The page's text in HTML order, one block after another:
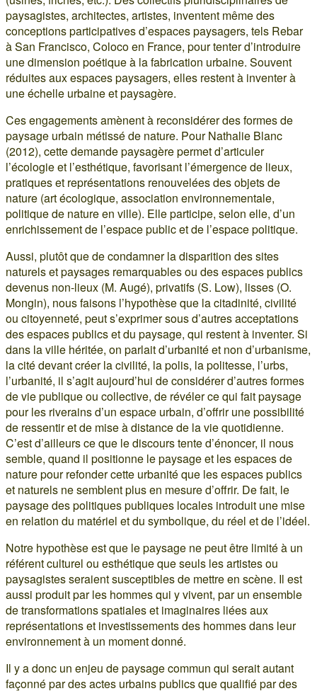
paysagistes, architectes, artistes, inventent même des
conceptions participatives d’espaces paysagers, tels Rebar
à San Francisco, Coloco en France, pour tenter d’introduire
une dimension poétique à la fabrication urbaine. Souvent
réduites aux espaces paysagers, elles restent à inventer à
une échelle urbaine et paysagère.
Ces engagements amènent à reconsidérer des formes de
paysage urbain métissé de nature. Pour Nathalie Blanc
(2012), cette demande paysagère permet d’articuler
l’écologie et l’esthétique, favorisant l’émergence de lieux,
pratiques et représentations renouvelées des objets de
nature (art écologique, association environnementale,
politique de nature en ville). Elle participe, selon elle, d’un
enrichissement de l’espace public et de l’espace politique.
Aussi, plutôt que de condamner la disparition des sites
naturels et paysages remarquables ou des espaces publics
devenus non-lieux (M. Augé), privatifs (S. Low), lisses (O.
Mongin), nous faisons l’hypothèse que la citadinité, civilité
ou citoyenneté, peut s’exprimer sous d’autres acceptations
des espaces publics et du paysage, qui restent à inventer. Si
dans la ville héritée, on parlait d’urbanité et non d’urbanisme,
la cité devant créer la civilité, la polis, la politesse, l’urbs,
l’urbanité, il s’agit aujourd’hui de considérer d’autres formes
de vie publique ou collective, de révéler ce qui fait paysage
pour les riverains d’un espace urbain, d’offrir une possibilité
de ressentir et de mise à distance de la vie quotidienne.
C’est d’ailleurs ce que le discours tente d’énoncer, il nous
semble, quand il positionne le paysage et les espaces de
nature pour refonder cette urbanité que les espaces publics
et naturels ne semblent plus en mesure d’offrir. De fait, le
paysage des politiques publiques locales introduit une mise
en relation du matériel et du symbolique, du réel et de l’idéel.
Notre hypothèse est que le paysage ne peut être limité à un
référent culturel ou esthétique que seuls les artistes ou
paysagistes seraient susceptibles de mettre en scène. Il est
aussi produit par les hommes qui y vivent, par un ensemble
de transformations spatiales et imaginaires liées aux
représentations et investissements des hommes dans leur
environnement à un moment donné.
Il y a donc un enjeu de paysage commun qui serait autant
façonné par des actes urbains publics que qualifié par des